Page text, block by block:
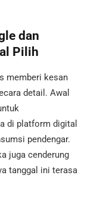
dan
Pilih
memberi kesan
detail. Awal
di platform digital
pendengar.
juga cenderung
tanggal ini terasa